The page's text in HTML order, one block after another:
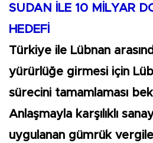
SUDAN İLE 10 MİLYAR
HEDEFİ
Türkiye ile Lübnan
yürürlüğe girmesi için
sürecini tamamlaması
Anlaşmayla karşılıklı
uygulanan gümrük